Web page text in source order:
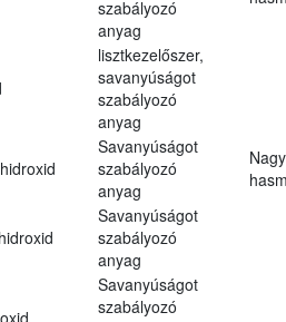
szabályozó
anyag
lisztkezelőszer,
savanyúságot
szabályozó
anyag
Savanyúságot
szabályozó
anyag
Savanyúságot
szabályozó
anyag
Savanyúságot
szabályozó